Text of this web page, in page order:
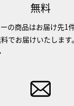
無料
の商品はお届け先1
でお届けいたします。